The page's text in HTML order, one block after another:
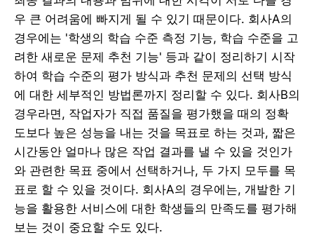
우 큰 어려움에 빠지게 될 수 있기 때문이다. 회사A의
경우에는 '학생의 학습 수준 측정 기능, 학습 수준을 고
려한 새로운 문제 추천 기능' 등과 같이 정리하기 시작
하여 학습 수준의 평가 방식과 추천 문제의 선택 방식
에 대한 세부적인 방법론까지 정리할 수 있다. 회사B의
경우라면, 작업자가 직접 품질을 평가했을 때의 정확
도보다 높은 성능을 내는 것을 목표로 하는 것과, 짧은
시간동안 얼마나 많은 작업 결과를 낼 수 있을 것인가
와 관련한 목표 중에서 선택하거나, 두 가지 모두를 목
표로 할 수 있을 것이다. 회사A의 경우에는, 개발한 기
능을 활용한 서비스에 대한 학생들의 만족도를 평가해
보는 것이 중요할 수도 있다.